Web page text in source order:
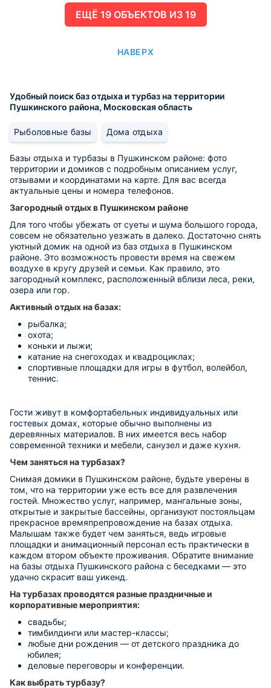
ЕЩË 19 ОБЪЕКТОВ ИЗ 19
НАВЕРХ
Удобный поиск баз отдыха и турбаз на территории
Пушкинского района, Московская область
Рыболовные базы Дома отдыха
Базы отдыха и турбазы в Пушкинском районе: фото
территории и домиков с подробным описанием услуг,
отзывами и координатами на карте. Для вас всегда
актуальные цены и номера телефонов.
Загородный отдых в Пушкинском районе
Для того чтобы убежать от суеты и шума большого города,
совсем не обязательно уезжать в далеко. Достаточно снять
уютный домик на одной из баз отдыха в Пушкинском
районе. Это возможность провести время на свежем
воздухе в кругу друзей и семьи. Как правило, это
загородный комплекс, расположенный вблизи леса, реки,
озера или гор.
Активный отдых на базах:
рыбалка;
охота;
коньки и лыжи;
катание на снегоходах и квадроциклах;
спортивные площадки для игры в футбол, волейбол,
теннис.
Гости живут в комфортабельных индивидуальных или
гостевых домах, которые обычно выполнены из
деревянных материалов. В них имеется весь набор
современной техники и мебели, санузел и даже кухня.
Чем заняться на турбазах?
Снимая домики в Пушкинском районе, будьте уверены в
том, что на территории уже есть все для развлечения
гостей. Множество услуг, например, мангальные зоны,
открытые и закрытые бассейны, организуют постояльцам
прекрасное времяпрепровождение на базах отдыха.
Малышам также будет чем заняться, ведь игровые
площадки и анимационный персонал есть практически в
каждом втором объекте проживания. Обратите внимание
на базы отдыха Пушкинского района с беседками — это
удачно скрасит ваш уикенд.
На турбазах проводятся разные праздничные и
корпоративные мероприятия:
свадьбы;
тимбилдинги или мастер-классы;
любые дни рождения — от детского праздника до
юбилея;
деловые переговоры и конференции.
Как выбрать турбазу?